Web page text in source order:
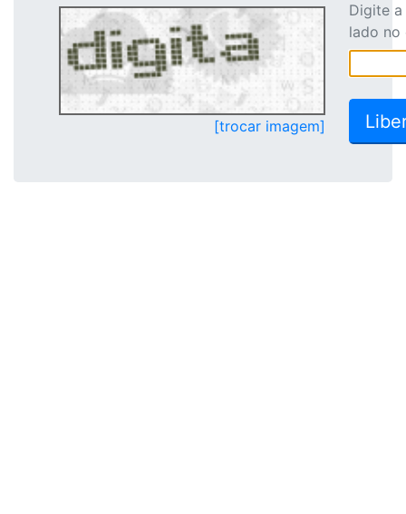
[trocar imagem]
Digite
lado no